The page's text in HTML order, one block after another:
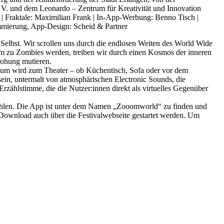
und dem Leonardo – Zentrum für Kreativität und Innovation
Fraktale: Maximilian Frank | In-App-Werbung: Benno Tisch |
App-Design: Scheid & Partner
Wir scrollen uns durch die endlosen Weiten des World Wide
zu Zombies werden, treiben wir durch einen Kosmos der inneren
mutieren.
wird zum Theater – ob Küchentisch, Sofa oder vor dem
untermalt von atmosphärischen Electronic Sounds, die
die die Nutzer:innen direkt als virtuelles Gegenüber
Die App ist unter dem Namen „Zooomworld“ zu finden und
auch über die Festivalwebseite gestartet werden. Um